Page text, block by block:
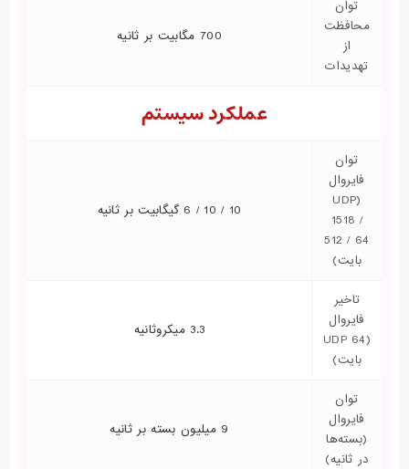
توان
محافظت
از
تهدیدات
700 مگابیت بر ثانیه
عملکرد سیستم
توان
فایروال
(UDP
1518 /
512 / 64
بایت)
10 / 10 / 6 گیگابیت بر ثانیه
تاخیر
فایروال
(UDP 64
بایت)
3.3 میکروثانیه
توان
فایروال
(بسته‌ها
در ثانیه)
9 میلیون بسته بر ثانیه